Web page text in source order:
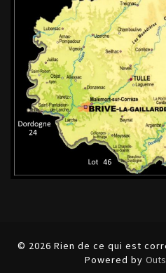
© 2026 Rien de ce qui est
Powered by